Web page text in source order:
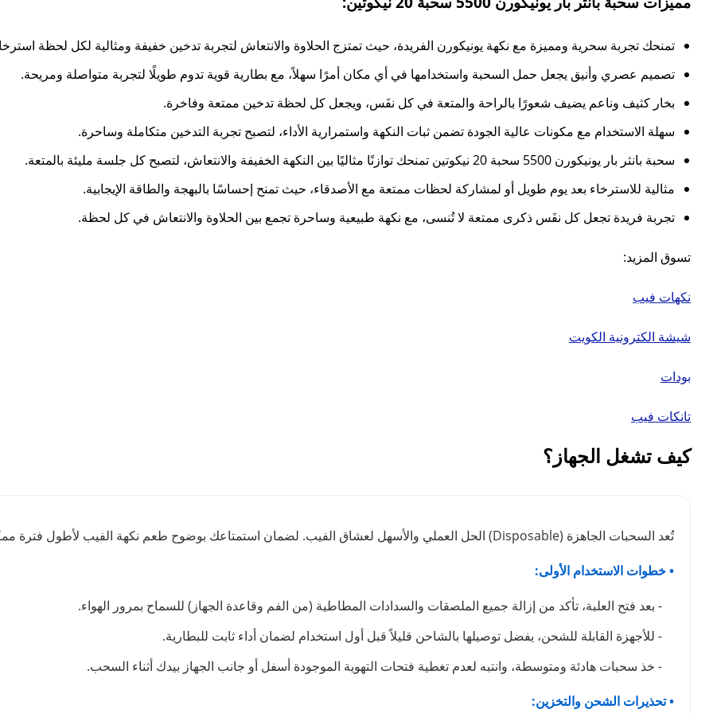
تمنحك تجربة سحرية ومميزة مع نكهة يونيكورن الفريدة، حيث تمتزج الحلاوة والانتعاش لتجربة تدخين خفيفة ومثالية لكل لحظة
تصميم عصري وأنيق يجعل حمل السحبة واستخدامها في أي مكان أمرًا سهلاً، مع بطارية قوية تدوم طويلًا لتجربة متواصلة ومريحة.
بخار كثيف وناعم يضيف شعورًا بالراحة والمتعة في كل نفَس، ويجعل كل لحظة تدخين ممتعة وفاخرة.
سهلة الاستخدام مع مكونات عالية الجودة تضمن ثبات النكهة واستمرارية الأداء، لتصبح تجربة التدخين متكاملة وساحرة.
سحبة بانثر بار يونيكورن 5500 سحبة 20 نيكوتين تمنحك توازنًا مثاليًا بين النكهة الخفيفة والانتعاش، لتصبح كل جلسة مليئة بالمتعة.
مثالية للاسترخاء بعد يوم طويل أو لمشاركة لحظات ممتعة مع الأصدقاء، حيث تمنح إحساسًا بالبهجة والطاقة الإيجابية.
تجربة فريدة تجعل كل نفَس ذكرى ممتعة لا تُنسى، مع نكهة طبيعية وساحرة تجمع بين الحلاوة والانتعاش في كل لحظة.
تسوق المزيد:
نكهات فيب
شيشة الكترونية الكويت
بودات
تانكات فيب
كيف تشغل الجهاز؟
تُعد السحبات الجاهزة (Disposable) الحل العملي والأسهل لعشاق الفيب. لضمان استمتاعك بوضوح طعم نكهة الفيب لأطول فترة ممكنة والحفاظ على كفاءة الجهاز، ننصحك باتباع الدليل التالي:
• خطوات الاستخدام الأولى:
- بعد فتح العلبة، تأكد من إزالة جميع الملصقات والسدادات المطاطية (من الفم وقاعدة الجهاز) للسماح بمرور الهواء.
- للأجهزة القابلة للشحن، يفضل توصيلها بالشاحن قليلاً قبل أول استخدام لضمان أداء ثابت للبطارية.
- خذ سحبات هادئة ومتوسطة، وانتبه لعدم تغطية فتحات التهوية الموجودة أسفل أو جانب الجهاز بيدك أثناء السحب.
• تحذيرات الشحن والتخزين: